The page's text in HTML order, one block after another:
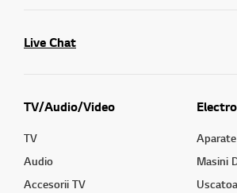
Live Chat
TV/Audio/Video
TV
Audio
Accesorii TV
Masini